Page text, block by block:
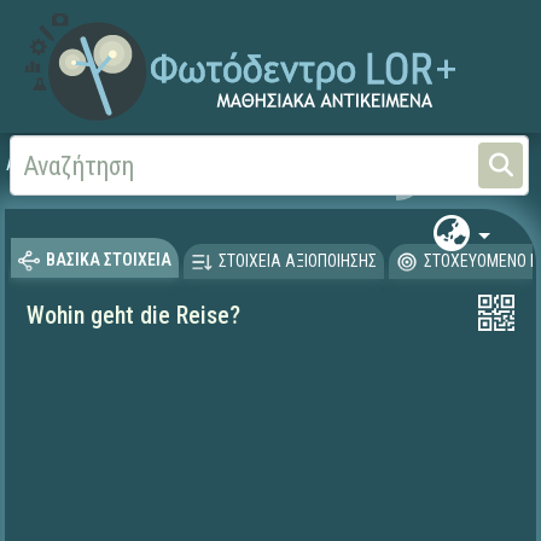
Αρχική Ξένες Γλώσσες -
ΒΑΣΙΚΑ ΣΤΟΙΧΕΙΑ ΣΤΟΙΧΕΙΑ ΑΞΙΟΠΟΙΗΣΗΣ ΣΤΟΧΕΥΟΜΕΝΟ
Wohin geht die Reise?